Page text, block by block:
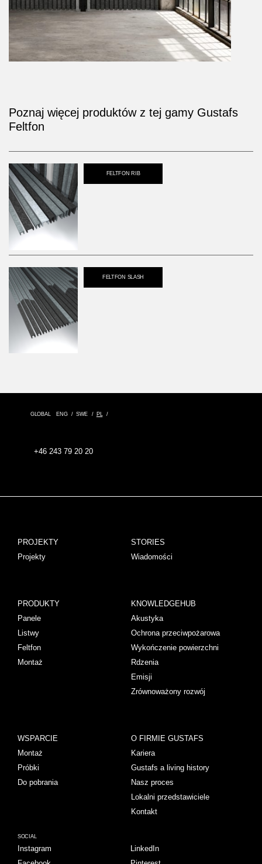
Poznaj więcej produktów z tej gamy Gustafs
Feltfon
FELTFON RIB
FELTFON SLASH
GLOBAL ENG SWE PL
+46 243 79 20 20
PROJEKTY
Projekty
STORIES
Wiadomości
PRODUKTY
Panele
Listwy
Feltfon
Montaż
KNOWLEDGEHUB
Akustyka
Ochrona przeciwpożarowa
Wykończenie powierzchni
Rdzenia
Emisji
Zrównoważony rozwój
WSPARCIE
Montaż
Próbki
Do pobrania
O FIRMIE GUSTAFS
Kariera
Gustafs a living history
Nasz proces
Lokalni przedstawiciele
Kontakt
SOCIAL
Instagram
LinkedIn